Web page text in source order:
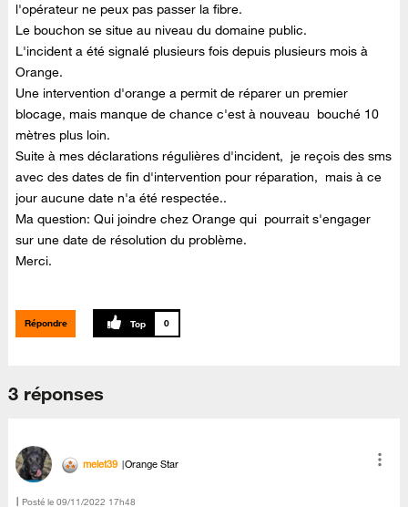
l'opérateur ne peux pas passer la fibre.
Le bouchon se situe au niveau du domaine public.
L'incident a été signalé plusieurs fois depuis plusieurs mois à
Orange.
Une intervention d'orange a permit de réparer un premier
blocage, mais manque de chance c'est à nouveau bouché 10
mètres plus loin.
Suite à mes déclarations régulières d'incident, je reçois des sms
avec des dates de fin d'intervention pour réparation, mais à ce
jour aucune date n'a été respectée..
Ma question: Qui joindre chez Orange qui pourrait s'engager
sur une date de résolution du problème.
Merci.
Répondre 0
3 réponses
melet39 Orange Star
Posté le ‎09/11/2022 17h48